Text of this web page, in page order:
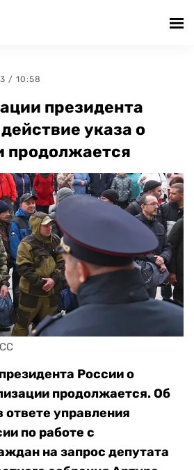
/ 10:58
президента
указа о
продолжается
России о
продолжается. Об
ответе управления
по работе с
на запрос депутата